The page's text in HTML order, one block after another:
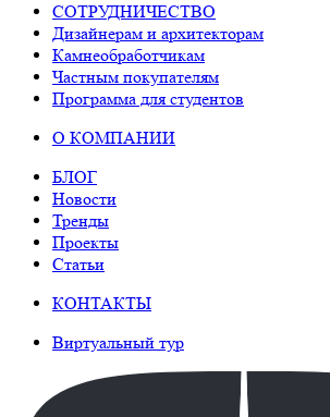
СОТРУДНИЧЕСТВО
Дизайнерам и архитекторам
Камнеобработчикам
Частным покупателям
Программа для студентов
О КОМПАНИИ
БЛОГ
Новости
Тренды
Проекты
Статьи
КОНТАКТЫ
Виртуальный тур